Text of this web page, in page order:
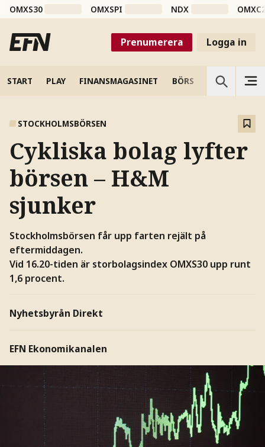
OMXS30 OMXSPI NDX
Prenumerera Logga in
START PLAY FINANSMAGASINET BÖRS VETENSKAP
STOCKHOLMSBÖRSEN
Cykliska bolag lyfter
börsen – H&M
sjunker
Stockholmsbörsen får upp farten rejält på
eftermiddagen.
Vid 16.20-tiden är storbolagsindex OMXS30 upp runt
1,6 procent.
Nyhetsbyrån Direkt
EFN Ekonomikanalen